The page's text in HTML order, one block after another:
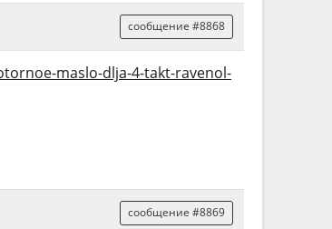
сообщение #8868
maslo-dlja-4-takt-ravenol-
сообщение #8869